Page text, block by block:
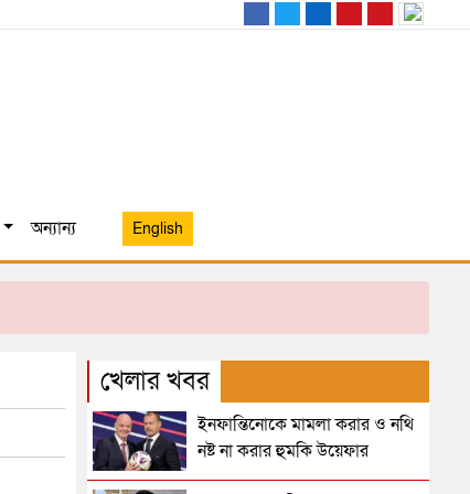
অন্যান্য English
খেলার খবর
ইনফান্তিনোকে মামলা করার ও নথি
নষ্ট না করার হুমকি উয়েফার